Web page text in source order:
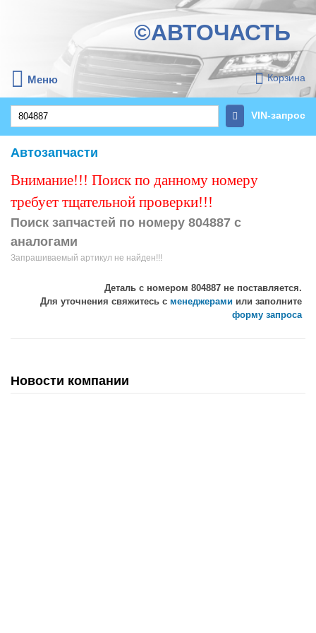
©АВТОЧАСТЬ
Меню Корзина
VIN-запрос
Автозапчасти
Внимание!!! Поиск по данному номеру
требует тщательной проверки!!!
Поиск запчастей по номеру 804887 с
аналогами
Запрашиваемый артикул не найден!!!
Деталь с номером 804887 не поставляется.
Для уточнения свяжитесь с менеджерами или заполните
форму запроса
Новости компании